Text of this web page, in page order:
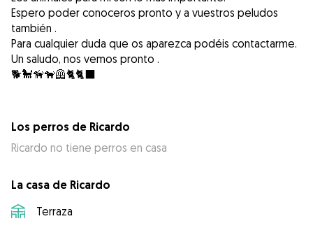
Espero poder conoceros pronto y a vuestros peludos
también .
Para cualquier duda que os aparezca podéis contactarme.
Un saludo, nos vemos pronto .
🐕🐩🦮🐕‍🦺🐈🐈‍⬛
Los perros de Ricardo
Ricardo no tiene perros en casa
La casa de Ricardo
Terraza